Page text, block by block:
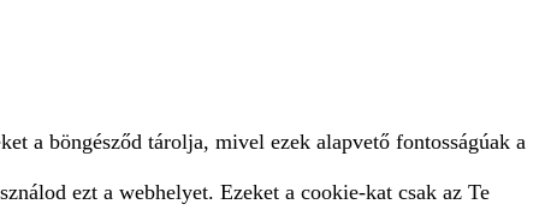
a böngésződ tárolja, mivel ezek alapvető fontosságúak a
ezt a webhelyet. Ezeket a cookie-kat csak az Te